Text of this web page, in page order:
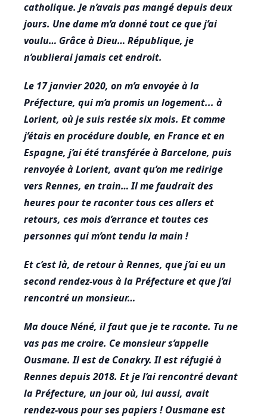
catholique. Je n’avais pas mangé depuis deux
jours. Une dame m’a donné tout ce que j’ai
voulu… Grâce à Dieu… République, je
n’oublierai jamais cet endroit.
Le 17 janvier 2020, on m’a envoyée à la
Préfecture, qui m’a promis un logement... à
Lorient, où je suis restée six mois. Et comme
j’étais en procédure double, en France et en
Espagne, j’ai été transférée à Barcelone, puis
renvoyée à Lorient, avant qu’on me redirige
vers Rennes, en train… Il me faudrait des
heures pour te raconter tous ces allers et
retours, ces mois d’errance et toutes ces
personnes qui m’ont tendu la main !
Et c’est là, de retour à Rennes, que j’ai eu un
second rendez-vous à la Préfecture et que j’ai
rencontré un monsieur…
Ma douce Néné, il faut que je te raconte. Tu ne
vas pas me croire. Ce monsieur s’appelle
Ousmane. Il est de Conakry. Il est réfugié à
Rennes depuis 2018. Et je l’ai rencontré devant
la Préfecture, un jour où, lui aussi, avait
rendez-vous pour ses papiers ! Ousmane est